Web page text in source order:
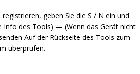
geben Sie die S / N ein und
Info des Tools) — (Wenn das Gerät nicht
Auf der Rückseite des Tools zum
überprüfen.